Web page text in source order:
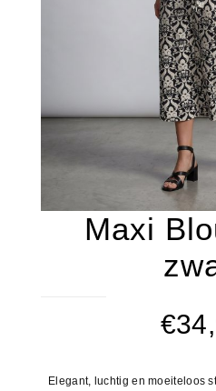
Maxi
€
Elegant, luchtig en moeiteloos